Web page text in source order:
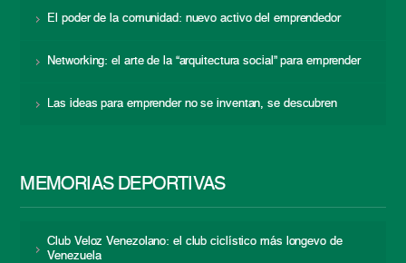
El poder de la comunidad: nuevo activo del emprendedor
Networking: el arte de la “arquitectura social” para emprender
Las ideas para emprender no se inventan, se descubren
MEMORIAS DEPORTIVAS
Club Veloz Venezolano: el club ciclístico más longevo de
Venezuela